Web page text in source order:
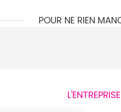
POUR NE RIEN
L'ENTREPRISE